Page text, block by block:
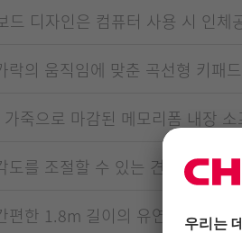
드 디자인은 컴퓨터 사용 시 인체
락의 움직임에 맞춘 곡선형 키패
죽으로 마감된 메모리폼 내장
도를 조절할 수 있는 견고한 접이
편한 1.8m 길이의 유연한 케이블